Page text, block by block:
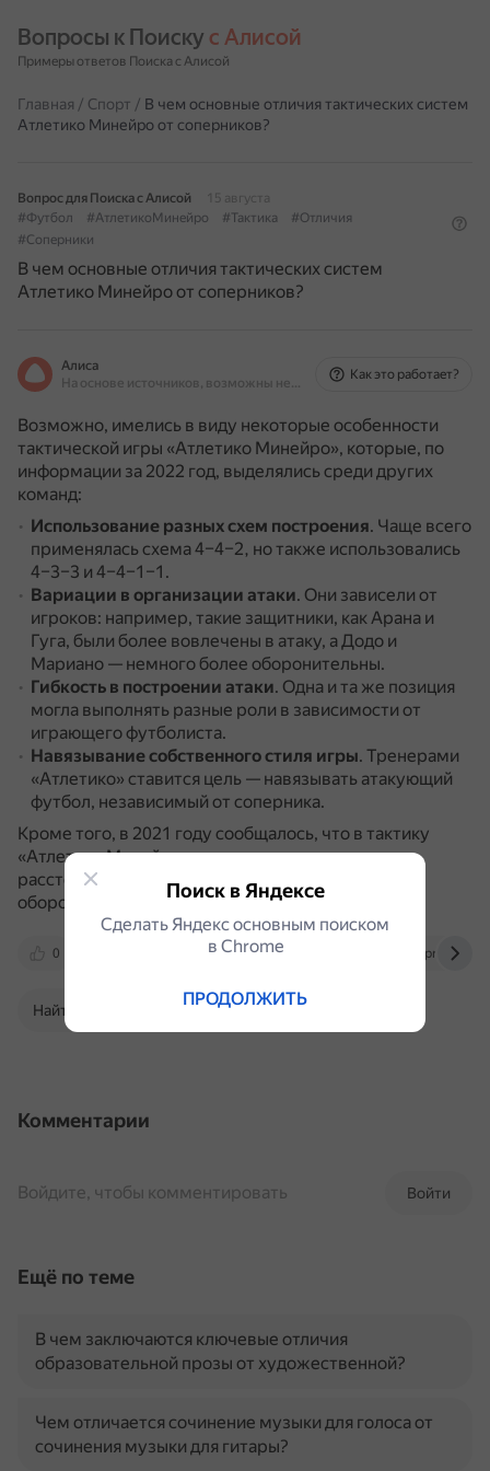
Вопросы к Поиску с Алисой
Примеры ответов Поиска с Алисой
Главная / Спорт / В чем основные отличия тактических систем
Атлетико Минейро от соперников?
Вопрос для Поиска с Алисой
15 августа
#Футбол
#АтлетикоМинейро #Тактика
#Отличия
#Соперники
В чем основные отличия тактических систем
Атлетико Минейро от соперников?
Алиса
На основе источников, возможны неточности
Как это работает?
Возможно, имелись в виду некоторые особенности
тактической игры «Атлетико Минейро», которые, по
информации за 2022 год, выделялись среди других
команд:
Использование разных схем построения. Чаще всего
применялась схема 4–4–2, но также использовались
4–3–3 и 4–4–1–1.
Вариации в организации атаки. Они зависели от
игроков: например, такие защитники, как Арана и
Гуга, были более вовлечены в атаку, а Додо и
Мариано — немного более оборонительны.
Гибкость в построении атаки. Одна и та же позиция
могла выполнять разные роли в зависимости от
играющего футболиста.
Навязывание собственного стиля игры. Тренерами
«Атлетико» ставится цель — навязывать атакующий
футбол, независимый от соперника.
Кроме того, в 2021 году сообщалось, что в тактику
«Атлетико Минейро» входил удар с дальнего
расстояния как способ преодоления насыщенной
обороны соперника.
0 totalfootballanalysis.com openport.press
Найти в Поиске
Комментарии
Войти
Войдите, чтобы комментировать
Ещё по теме
В чем заключаются ключевые отличия
образовательной прозы от художественной?
Чем отличается сочинение музыки для голоса от
сочинения музыки для гитары?
Поиск в Яндексе
Сделать Яндекс основным поиском
в Сhrome
ПРОДОЛЖИТЬ